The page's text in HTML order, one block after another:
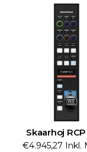
Skaarhoj
€4.945,27 Inkl.